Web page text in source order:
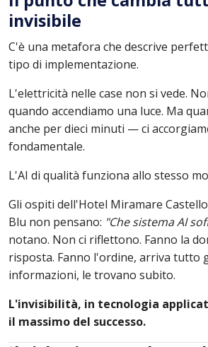
invisibile
C'è una metafora che descrive
tipo di implementazione.
L'elettricità nelle case non si vede.
quando accendiamo una luce. Ma
anche per dieci minuti — ci
fondamentale.
L'AI di qualità funziona allo stesso
Gli ospiti dell'Hotel Miramare
Blu non pensano: "Che sistema AI
notano. Non ci riflettono. Fanno la
risposta. Fanno l'ordine, arriva tutto
informazioni, le trovano subito.
L'invisibilità, in tecnologia
il massimo del successo.